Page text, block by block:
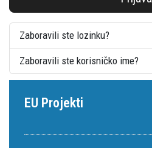
Zaboravili ste lozinku?
Zaboravili ste korisničko ime?
EU Projekti